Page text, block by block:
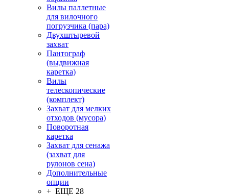
Вилы паллетные
для вилочного
погрузчика (пара)
Двухштыревой
захват
Пантограф
(выдвижная
каретка)
Вилы
телескопические
(комплект)
Захват для мелких
отходов (мусора)
Поворотная
каретка
Захват для сенажа
(захват для
рулонов сена)
Дополнительные
опции
+ ЕЩЕ 28